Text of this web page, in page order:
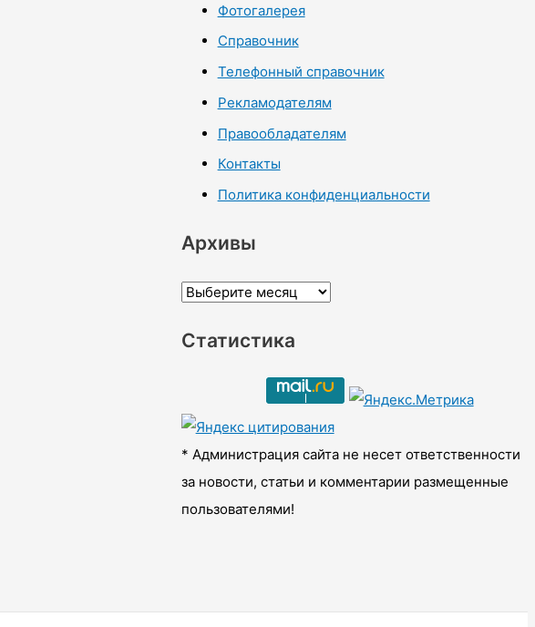
Фотогалерея
Справочник
Телефонный справочник
Рекламодателям
Правообладателям
Контакты
Политика конфиденциальности
Архивы
А
х
ы
Статистика
* Администрация сайта не несет ответственности
за новости, статьи и комментарии размещенные
пользователями!